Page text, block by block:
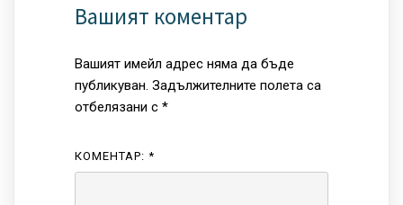
Вашият коментар
Вашият имейл адрес няма да бъде
публикуван. Задължителните полета са
отбелязани с *
КОМЕНТАР: *